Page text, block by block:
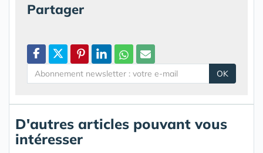
Partager
OK
D'autres articles pouvant vous
intéresser